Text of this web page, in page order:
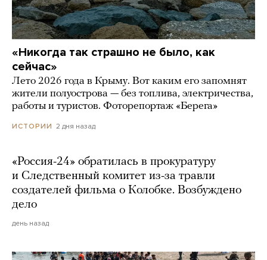
«Никогда так страшно не было, как
сейчас»
Лето 2026 года в Крыму. Вот каким его запомнят
жители полуострова — без топлива, электричества,
работы и туристов. Фоторепортаж «Берега»
ИСТОРИИ 2 дня назад
«Россия-24» обратилась в прокуратуру
и Следственный комитет из-за травли
создателей фильма о Колобке. Возбуждено
дело
день назад